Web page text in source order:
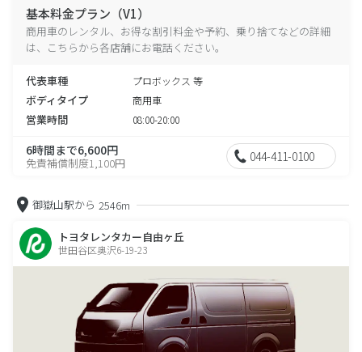
基本料金プラン（V1）
商用車のレンタル、お得な割引料金や予約、乗り捨てなどの詳細
は、こちらから各店舗にお電話ください。
代表車種 プロボックス 等
ボディタイプ 商用車
営業時間 08:00-20:00
6時間まで6,600円
免責補償制度1,100円 044-411-0100
御嶽山駅から 2546m
トヨタレンタカー自由ヶ丘
世田谷区奥沢6-19-23